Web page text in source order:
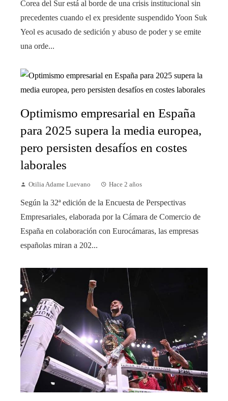
Corea del Sur está al borde de una crisis institucional sin
precedentes cuando el ex presidente suspendido Yoon Suk
Yeol es acusado de sedición y abuso de poder y se emite
una orde...
Optimismo empresarial en España
para 2025 supera la media europea,
pero persisten desafíos en costes
laborales
Otilia Adame Luevano Hace 2 años
Según la 32ª edición de la Encuesta de Perspectivas
Empresariales, elaborada por la Cámara de Comercio de
España en colaboración con Eurocámaras, las empresas
españolas miran a 202...